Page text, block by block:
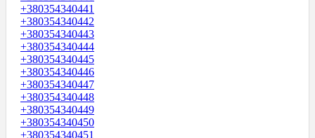
+380354340441
+380354340442
+380354340443
+380354340444
+380354340445
+380354340446
+380354340447
+380354340448
+380354340449
+380354340450
+380354340451